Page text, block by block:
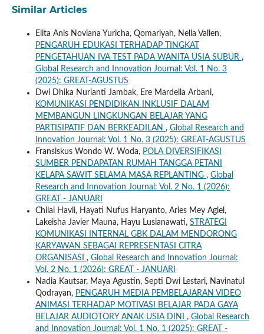
Similar Articles
Elita Anis Noviana Yuricha, Qomariyah, Nella Vallen,
PENGARUH EDUKASI TERHADAP TINGKAT
PENGETAHUAN IVA TEST PADA WANITA USIA SUBUR ,
Global Research and Innovation Journal: Vol. 1 No. 3
(2025): GREAT-AGUSTUS
Dwi Dhika Nurianti Jambak, Ere Mardella Arbani,
KOMUNIKASI PENDIDIKAN INKLUSIF DALAM
MEMBANGUN LINGKUNGAN BELAJAR YANG
PARTISIPATIF DAN BERKEADILAN , Global Research and
Innovation Journal: Vol. 1 No. 3 (2025): GREAT-AGUSTUS
Fransiskus Wondo W. Woda, POLA DIVERSIFIKASI
SUMBER PENDAPATAN RUMAH TANGGA PETANI
KELAPA SAWIT SELAMA MASA REPLANTING , Global
Research and Innovation Journal: Vol. 2 No. 1 (2026):
GREAT - JANUARI
Chilal Havli, Hayati Nufus Haryanto, Aries Mey Agiel,
Lakeisha Javier Mauna, Hayu Lusianawati, STRATEGI
KOMUNIKASI INTERNAL GBK DALAM MENDORONG
KARYAWAN SEBAGAI REPRESENTASI CITRA
ORGANISASI , Global Research and Innovation Journal:
Vol. 2 No. 1 (2026): GREAT - JANUARI
Nadia Kautsar, Maya Agustin, Septi Dwi Lestari, Navinatul
Qodrayan, PENGARUH MEDIA PEMBELAJARAN VIDEO
ANIMASI TERHADAP MOTIVASI BELAJAR PADA GAYA
BELAJAR AUDIOTORY ANAK USIA DINI , Global Research
and Innovation Journal: Vol. 1 No. 1 (2025): GREAT -